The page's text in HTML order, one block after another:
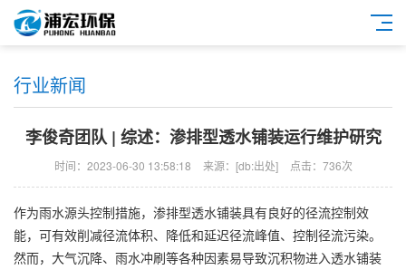
行业新闻
李俊奇团队 | 综述：渗排型透水铺装运行维护研究
时间：2023-06-30 13:58:18 来源：[db:出处] 点击：736次
作为雨水源头控制措施，渗排型透水铺装具有良好的径流控制效
能，可有效削减径流体积、降低和延迟径流峰值、控制径流污染。
然而，大气沉降、雨水冲刷等各种因素易导致沉积物进入透水铺装